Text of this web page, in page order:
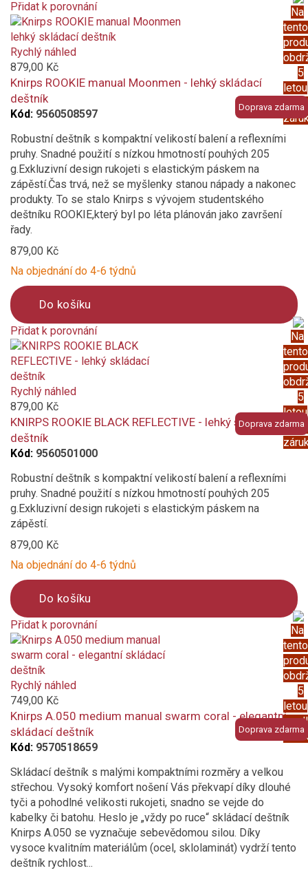
ocelová konstrukce
Bambus
dřevo
karbon
nerezová ocel
sklolaminát
Vlastnosti a funkce
Odolný povětrnostním vlivům
Vododpudivý potah
Průměr střechy deštníku (cm)
Potah deštníku s UV ochranou
UV ochrana
Na
tento
5
letou
Přidat k porovnání
Product
is
added
to
compare
Doprava zdarma
Na
tento
5
letou
Rychlý náhled
879,00 Kč
Knirps ROOKIE manual Moonmen - lehký skládací
deštník
Kód: 9560508597
Robustní deštník s kompaktní velikostí balení a reflexními
pruhy. Snadné použití s ​​nízkou hmotností pouhých 205
g.Exkluzivní design rukojeti s elastickým páskem na
zápěstí.Čas trvá, než se myšlenky stanou nápady a nakonec
produkty. To se stalo Knirps s vývojem studentského
deštníku ROOKIE,který byl po léta plánován jako završení
řady.
879,00 Kč
Na objednání do 4-6 týdnů
Do košíku
Přidat k porovnání
Product
is
added
to
compare
Doprava zdarma
Na
tento
5
letou
Rychlý náhled
879,00 Kč
KNIRPS ROOKIE BLACK REFLECTIVE - lehký skládací
deštník
Kód: 9560501000
Robustní deštník s kompaktní velikostí balení a reflexními
pruhy. Snadné použití s ​​nízkou hmotností pouhých 205
g.Exkluzivní design rukojeti s elastickým páskem na
zápěstí.
879,00 Kč
Na objednání do 4-6 týdnů
Do košíku
Přidat k porovnání
Product
is
added
to
compare
Doprava zdarma
Rychlý náhled
749,00 Kč
Knirps A.050 medium manual swarm coral - elegantní
skládací deštník
Kód: 9570518659
Skládací deštník s malými kompaktními rozměry a velkou
střechou. Vysoký komfort nošení Vás překvapí díky dlouhé
tyči a pohodlné velikosti rukojeti, snadno se vejde do
kabelky či batohu. Heslo je „vždy po ruce“ skládací deštník
Knirps A.050 se vyznačuje sebevědomou silou. Díky
vysoce kvalitním materiálům (ocel, sklolaminát) vydrží tento
deštník rychlost...